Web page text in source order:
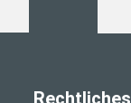
Rechtliches